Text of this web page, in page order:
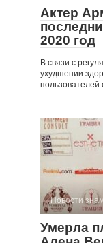
Актер
2020 год
В связи с
ухудшении
пользователей
Новости
Умерла